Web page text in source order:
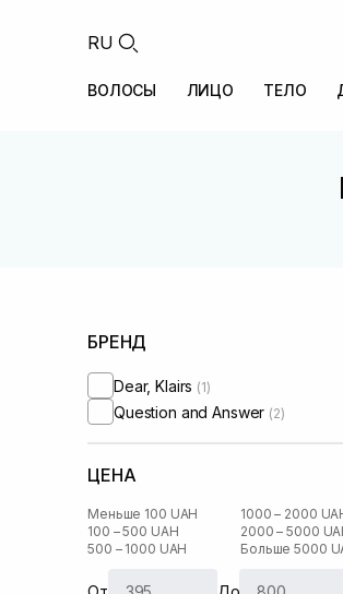
RU
ВОЛОСЫ ЛИЦО ТЕЛО
БРЕНД
Dear, Klairs (1)
Question and Answer (2)
ЦЕНА
Меньше 100 UAH
100 – 500 UAH
500 – 1000 UAH
1000 – 2000
2000 – 5000
Больше 5000